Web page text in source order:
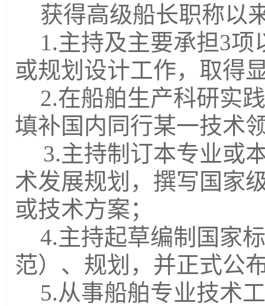
获得高级船长职称以
1.主持及主要承担3
或规划设计工作，取得
2.在船舶生产科研实
填补国内同行某一技术
3.主持制订本专业或
术发展规划，撰写国家
或技术方案；
4.主持起草编制国家
范）、规划，并正式公
5.从事船舶专业技术